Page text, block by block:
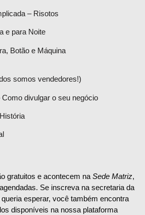
– Risotos
e para Noite
Botão e Máquina
somos vendedores!)
divulgar o seu negócio
gratuitos e acontecem na Sede Matriz,
Se inscreva na secretaria da
esperar, você também encontra
disponíveis na nossa plataforma